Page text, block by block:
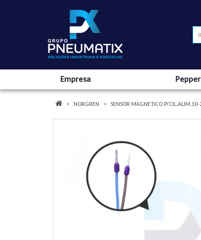
Empresa
NORGREN SENSOR MAGNETICO P/